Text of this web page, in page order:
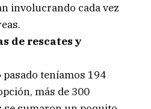
involucrando cada vez
de rescates y
pasado teníamos 194
más de 300